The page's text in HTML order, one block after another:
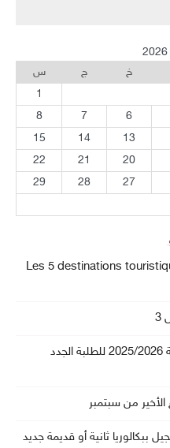
خ ج
س
1
6
7
8
13
14
15
20
21
22
27
28
29
Les 5 destinations
كل ما يخص التسجيلات الجامعية 2025/2026 للطلبة الجدد
من سبتمبر
ببكالوريا ثانية أو قديمة جديد